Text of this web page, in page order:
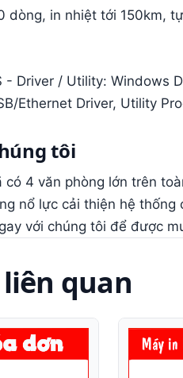
in nhiệt tới 150km,
- Driver / Utility: Windows
Ethernet Driver, Utility
tôi
có 4 văn phòng lớn trên
nổ lực cải thiện hệ
với chúng tôi để được
quan